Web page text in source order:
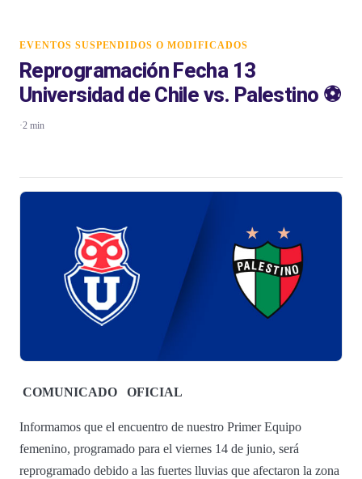
EVENTOS SUSPENDIDOS O MODIFICADOS
Reprogramación Fecha 13
Universidad de Chile vs. Palestino ⚽️
·2 min
COMUNICADO OFICIAL
Informamos que el encuentro de nuestro Primer Equipo
femenino, programado para el viernes 14 de junio, será
reprogramado debido a las fuertes lluvias que afectaron la zona